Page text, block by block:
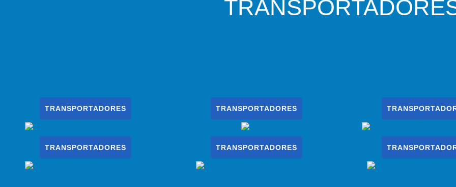
TRANSPORTADORES TRANSPORTADORES
TRANSPORTADORES TRANSPORTADORES